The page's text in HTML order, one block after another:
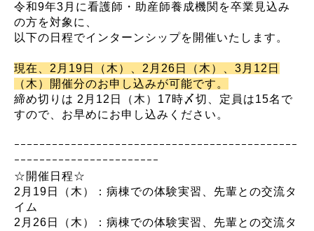
令和9年3月に看護師・助産師養成機関を卒業見込み
の方を対象に、
以下の日程でインターンシップを開催いたします。
現在、2月19日（木）、2月26日（木）、3月12日
（木）開催分のお申し込みが可能です。
締め切りは 2月12日（木）17時〆切、定員は15名で
すので、お早めにお申し込みください。
ｰｰｰｰｰｰｰｰｰｰｰｰｰｰｰｰｰｰｰｰｰｰｰｰｰｰｰｰｰｰｰｰｰｰｰｰｰｰｰｰｰｰｰｰｰ
ｰｰｰｰｰｰｰｰｰｰｰｰｰｰｰｰｰｰｰｰｰｰｰ
☆開催日程☆
2月19日（木）：病棟での体験実習、先輩との交流タ
イム
2月26日（木）：病棟での体験実習、先輩との交流タ